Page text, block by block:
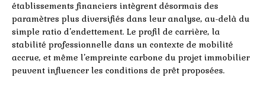
établissements financiers intègrent désormais des
paramètres plus diversifiés dans leur analyse, au-delà du
simple ratio d’endettement. Le profil de carrière, la
stabilité professionnelle dans un contexte de mobilité
accrue, et même l’empreinte carbone du projet immobilier
peuvent influencer les conditions de prêt proposées.